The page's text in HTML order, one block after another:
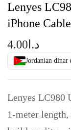
Lenyes
iPhone
د.ا 4.00
Lenyes LC980
1-meter